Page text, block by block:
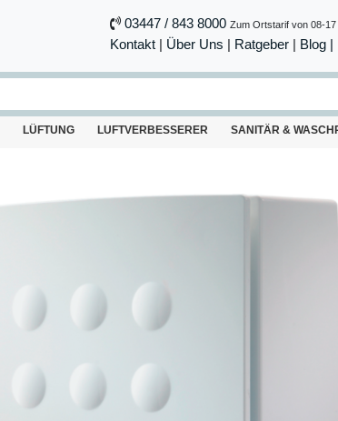
03447 / 843 8000 Zum Ortstarif von 08-17
Kontakt| Über Uns | Ratgeber| Blog |
LÜFTUNG LUFTVERBESSERER SANITÄR &